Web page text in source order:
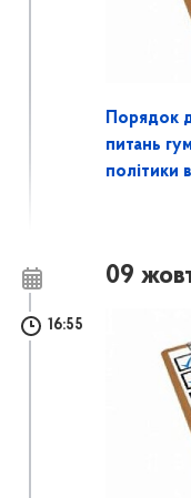
Порядок
питань
політики
09
16:55